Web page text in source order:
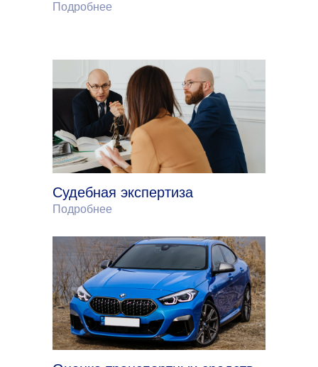
Подробнее
Судебная экспертиза
Подробнее